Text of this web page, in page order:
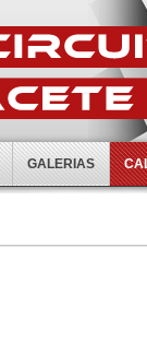
GALERIAS